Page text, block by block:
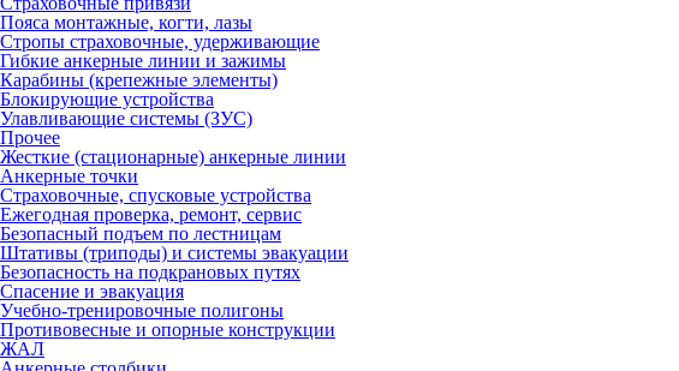
Пояса монтажные, когти, лазы
Стропы страховочные, удерживающие
Гибкие анкерные линии и зажимы
Карабины (крепежные элементы)
Блокирующие устройства
Улавливающие системы (ЗУС)
Прочее
Жесткие (стационарные) анкерные линии
Анкерные точки
Страховочные, спусковые устройства
Ежегодная проверка, ремонт, сервис
Безопасный подъем по лестницам
Штативы (триподы) и системы эвакуации
Безопасность на подкрановых путях
Спасение и эвакуация
Учебно-тренировочные полигоны
Противовесные и опорные конструкции
ЖАЛ